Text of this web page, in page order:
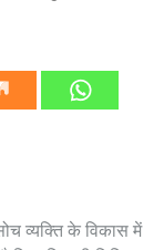
व्यक्ति के विकास में